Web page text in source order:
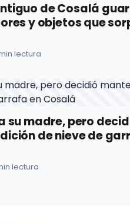
de Cosalá
y objetos que
min lectura
su madre, pero
de nieve de
lectura